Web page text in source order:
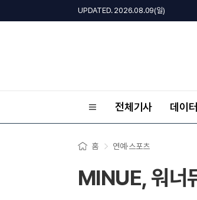
UPDATED. 2026.08.09(일)
전체기사 데이
홈 연예·스포츠
MINUE, 워너